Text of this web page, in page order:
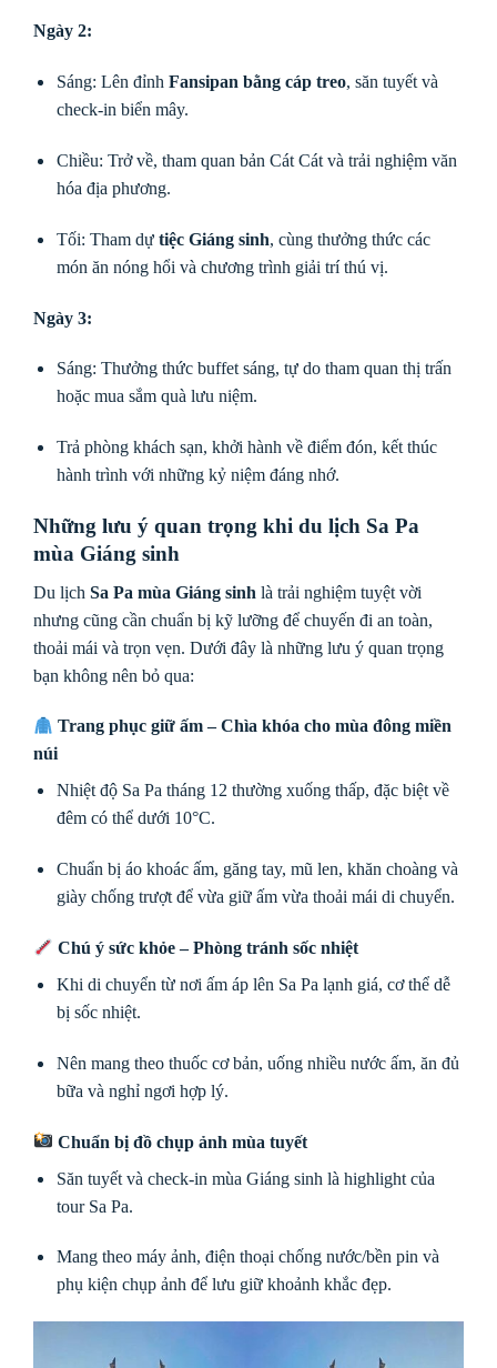
Ngày 2:
Sáng: Lên đỉnh Fansipan bằng cáp treo, săn tuyết và
check-in biển mây.
Chiều: Trở về, tham quan bản Cát Cát và trải nghiệm văn
hóa địa phương.
Tối: Tham dự tiệc Giáng sinh, cùng thưởng thức các
món ăn nóng hổi và chương trình giải trí thú vị.
Ngày 3:
Sáng: Thưởng thức buffet sáng, tự do tham quan thị trấn
hoặc mua sắm quà lưu niệm.
Trả phòng khách sạn, khởi hành về điểm đón, kết thúc
hành trình với những kỷ niệm đáng nhớ.
Những lưu ý quan trọng khi du lịch Sa Pa
mùa Giáng sinh
Du lịch Sa Pa mùa Giáng sinh là trải nghiệm tuyệt vời
nhưng cũng cần chuẩn bị kỹ lưỡng để chuyến đi an toàn,
thoải mái và trọn vẹn. Dưới đây là những lưu ý quan trọng
bạn không nên bỏ qua:
Trang phục giữ ấm – Chìa khóa cho mùa đông miền
núi
Nhiệt độ Sa Pa tháng 12 thường xuống thấp, đặc biệt về
đêm có thể dưới 10°C.
Chuẩn bị áo khoác ấm, găng tay, mũ len, khăn choàng và
giày chống trượt để vừa giữ ấm vừa thoải mái di chuyển.
Chú ý sức khỏe – Phòng tránh sốc nhiệt
Khi di chuyển từ nơi ấm áp lên Sa Pa lạnh giá, cơ thể dễ
bị sốc nhiệt.
Nên mang theo thuốc cơ bản, uống nhiều nước ấm, ăn đủ
bữa và nghỉ ngơi hợp lý.
Chuẩn bị đồ chụp ảnh mùa tuyết
Săn tuyết và check-in mùa Giáng sinh là highlight của
tour Sa Pa.
Mang theo máy ảnh, điện thoại chống nước/bền pin và
phụ kiện chụp ảnh để lưu giữ khoảnh khắc đẹp.